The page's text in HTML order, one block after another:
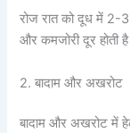
रोज रात को दूध में 2-
और कमजोरी दूर होती
2. बादाम और अखरोट
बादाम और अखरोट में